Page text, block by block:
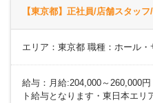
【東京都】正社員/店舗スタッ
エリア：東京都 職種：ホール
給与：月給:204,000～260,000
ト給与となります・東日本エ